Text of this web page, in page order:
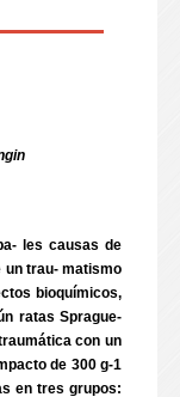
les causas de
un trau- matismo
bioquímicos,
ratas Sprague-
con un
de 300 g-1
en tres grupos: